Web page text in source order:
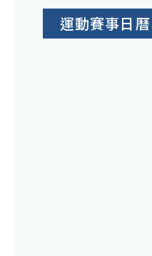
運動賽事日曆